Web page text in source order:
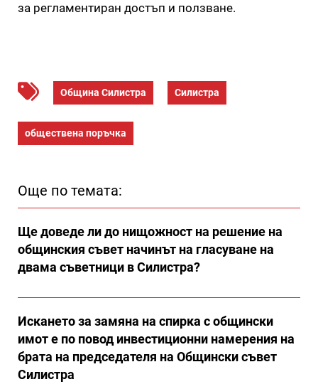
за регламентиран достъп и ползване.
Община Силистра Силистра
обществена поръчка
Още по темата:
Ще доведе ли до нищожност на решение на
общинския съвет начинът на гласуване на
двама съветници в Силистра?
Искането за замяна на спирка с общински
имот е по повод инвестиционни намерения на
брата на председателя на Общински съвет
Силистра